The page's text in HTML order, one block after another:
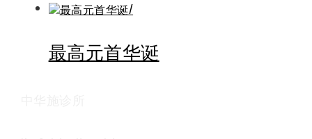
最高元首华诞